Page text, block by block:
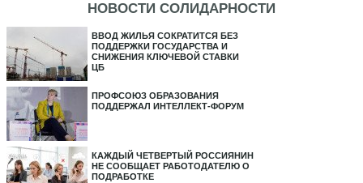
НОВОСТИ СОЛИДАРНОСТИ
ВВОД ЖИЛЬЯ СОКРАТИТСЯ БЕЗ
ПОДДЕРЖКИ ГОСУДАРСТВА И
СНИЖЕНИЯ КЛЮЧЕВОЙ СТАВКИ
ЦБ
ПРОФСОЮЗ ОБРАЗОВАНИЯ
ПОДДЕРЖАЛ ИНТЕЛЛЕКТ-ФОРУМ
КАЖДЫЙ ЧЕТВЕРТЫЙ РОССИЯНИН
НЕ СООБЩАЕТ РАБОТОДАТЕЛЮ О
ПОДРАБОТКЕ